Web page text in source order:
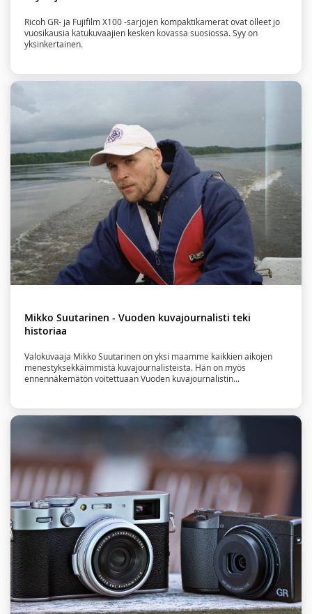
Ricoh GR- ja Fujifilm X100 -sarjojen kompaktikamerat ovat olleet jo
vuosikausia katukuvaajien kesken kovassa suosiossa. Syy on
yksinkertainen.
Mikko Suutarinen - Vuoden kuvajournalisti teki
historiaa
Valokuvaaja Mikko Suutarinen on yksi maamme kaikkien aikojen
menestyksekkäimmistä kuvajournalisteista. Hän on myös
ennennäkemätön voitettuaan Vuoden kuvajournalistin...